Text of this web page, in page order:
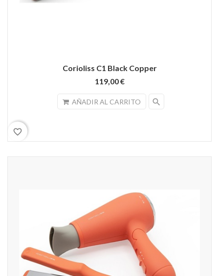
Corioliss C1 Black Copper
119,00 €
AÑADIR AL CARRITO search
favorite_border